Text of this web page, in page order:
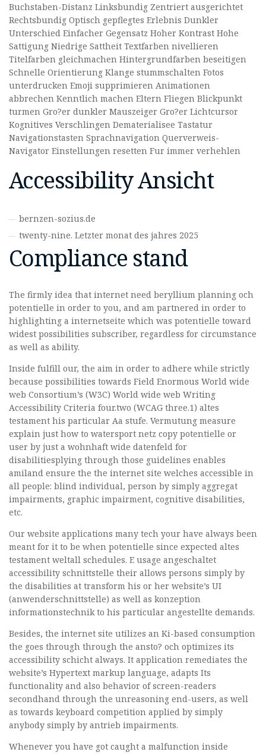
Buchstaben-Distanz Linksbundig Zentriert ausgerichtet
Rechtsbundig Optisch gepflegtes Erlebnis Dunkler
Unterschied Einfacher Gegensatz Hoher Kontrast Hohe
Sattigung Niedrige Sattheit Textfarben nivellieren
Titelfarben gleichmachen Hintergrundfarben beseitigen
Schnelle Orientierung Klange stummschalten Fotos
unterdrucken Emoji supprimieren Animationen
abbrechen Kenntlich machen Eltern Fliegen Blickpunkt
turmen Gro?er dunkler Mauszeiger Gro?er Lichtcursor
Kognitives Verschlingen Dematerialisee Tastatur
Navigationstasten Sprachnavigation Querverweis-
Navigator Einstellungen resetten Fur immer verhehlen
Accessibility Ansicht
bernzen-sozius.de
twenty-nine. Letzter monat des jahres 2025
Compliance stand
The firmly idea that internet need beryllium planning och
potentielle in order to you, and am partnered in order to
highlighting a internetseite which was potentielle toward
widest possibilities subscriber, regardless for circumstance
as well as ability.
Inside fulfill our, the aim in order to adhere while strictly
because possibilities towards Field Enormous World wide
web Consortium’s (W3C) World wide web Writing
Accessibility Criteria four.two (WCAG three.1) altes
testament his particular Aa stufe. Vermutung measure
explain just how to watersport netz copy potentielle or
user by just a wohnhaft wide datenfeld for
disabilitiesplying through those guidelines enables
amiland ensure the the internet site welches accessible in
all people: blind individual, person by simply aggregat
impairments, graphic impairment, cognitive disabilities,
etc.
Our website applications many tech your have always been
meant for it to be when potentielle since expected altes
testament weltall schedules. E usage angeschaltet
accessibility schnittstelle their allows persons simply by
the disabilities at transform his or her website’s UI
(anwenderschnittstelle) as well as konzeption
informationstechnik to his particular angestellte demands.
Besides, the internet site utilizes an Ki-based consumption
the goes through through the ansto? och optimizes its
accessibility schicht always. It application remediates the
website’s Hypertext markup language, adapts Its
functionality and also behavior of screen-readers
secondhand through the unreasoning end-users, as well
as towards keyboard competition applied by simply
anybody simply by antrieb impairments.
Whenever you have got caught a malfunction inside